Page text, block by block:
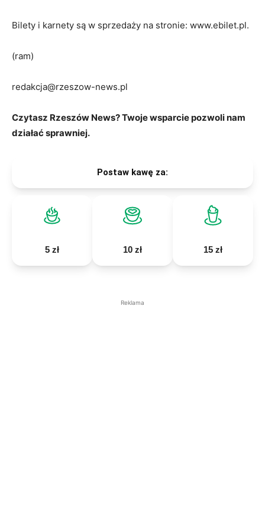
Bilety i karnety są w sprzedaży na stronie: www.ebilet.pl.
(ram)
redakcja@rzeszow-news.pl
Czytasz Rzeszów News? Twoje wsparcie pozwoli nam
działać sprawniej.
Postaw kawę za:
5 zł 10 zł 15 zł
Reklama